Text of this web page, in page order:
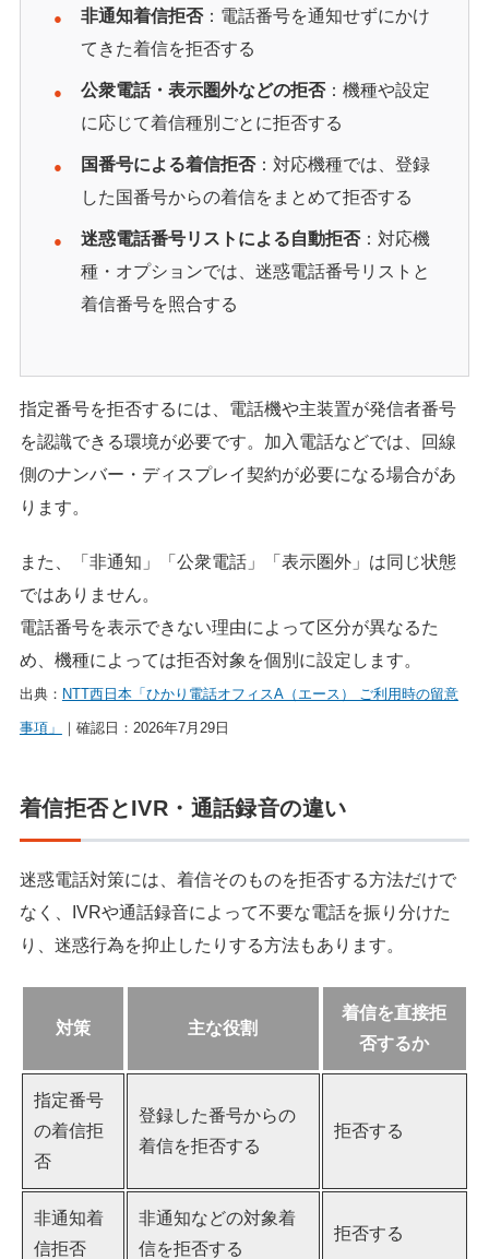
非通知着信拒否：電話番号を通知せずにかけ
てきた着信を拒否する
公衆電話・表示圏外などの拒否：機種や設定
に応じて着信種別ごとに拒否する
国番号による着信拒否：対応機種では、登録
した国番号からの着信をまとめて拒否する
迷惑電話番号リストによる自動拒否：対応機
種・オプションでは、迷惑電話番号リストと
着信番号を照合する
指定番号を拒否するには、電話機や主装置が発信者番号
を認識できる環境が必要です。加入電話などでは、回線
側のナンバー・ディスプレイ契約が必要になる場合があ
ります。
また、「非通知」「公衆電話」「表示圏外」は同じ状態
ではありません。
電話番号を表示できない理由によって区分が異なるた
め、機種によっては拒否対象を個別に設定します。
出典： NTT西日本「ひかり電話オフィスA（エース） ご利用時の留意
事項」 ｜確認日：2026年7月29日
着信拒否とIVR・通話録音の違い
迷惑電話対策には、着信そのものを拒否する方法だけで
なく、IVRや通話録音によって不要な電話を振り分けた
り、迷惑行為を抑止したりする方法もあります。
対策 主な役割
着信を直接拒
否するか
指定番号
の着信拒
否
登録した番号からの
着信を拒否する
拒否する
非通知着
信拒否
非通知などの対象着
信を拒否する
拒否する